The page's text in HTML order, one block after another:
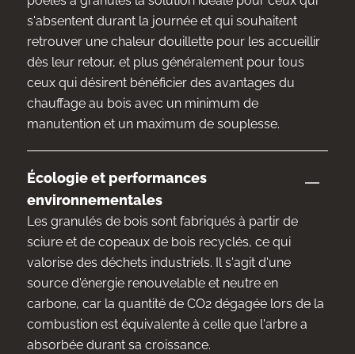
s'absentent durant la journée et qui souhaitent
retrouver une chaleur douillette pour les accueillir
dès leur retour, et plus généralement pour tous
ceux qui désirent bénéficier des avantages du
chauffage au bois avec un minimum de
manutention et un maximum de souplesse.
Écologie et performances
environnementales
Les granulés de bois sont fabriqués à partir de
sciure et de copeaux de bois recyclés, ce qui
valorise des déchets industriels. Il s'agit d'une
source d'énergie renouvelable et neutre en
carbone, car la quantité de CO2 dégagée lors de la
combustion est équivalente à celle que l'arbre a
absorbée durant sa croissance.